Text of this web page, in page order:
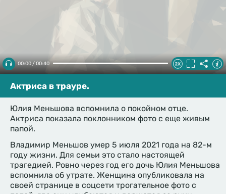
00:00 / 00:40
Актриса в трауре.
Юлия Меньшова вспомнила о покойном отце.
Актриса показала поклонником фото с еще живым
папой.
Владимир Меньшов умер 5 июля 2021 года на 82-м
году жизни. Для семьи это стало настоящей
трагедией. Ровно через год его дочь Юлия Меньшова
вспомнила об утрате. Женщина опубликовала на
своей странице в соцсети трогательное фото с